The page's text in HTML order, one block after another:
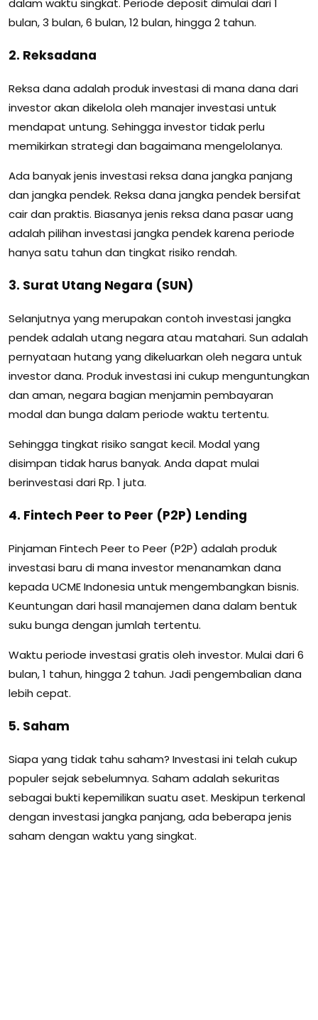
dalam waktu singkat. Periode deposit dimulai dari 1
bulan, 3 bulan, 6 bulan, 12 bulan, hingga 2 tahun.
2. Reksadana
Reksa dana adalah produk investasi di mana dana dari
investor akan dikelola oleh manajer investasi untuk
mendapat untung. Sehingga investor tidak perlu
memikirkan strategi dan bagaimana mengelolanya.
Ada banyak jenis investasi reksa dana jangka panjang
dan jangka pendek. Reksa dana jangka pendek bersifat
cair dan praktis. Biasanya jenis reksa dana pasar uang
adalah pilihan investasi jangka pendek karena periode
hanya satu tahun dan tingkat risiko rendah.
3. Surat Utang Negara (SUN)
Selanjutnya yang merupakan contoh investasi jangka
pendek adalah utang negara atau matahari. Sun adalah
pernyataan hutang yang dikeluarkan oleh negara untuk
investor dana. Produk investasi ini cukup menguntungkan
dan aman, negara bagian menjamin pembayaran
modal dan bunga dalam periode waktu tertentu.
Sehingga tingkat risiko sangat kecil. Modal yang
disimpan tidak harus banyak. Anda dapat mulai
berinvestasi dari Rp. 1 juta.
4. Fintech Peer to Peer (P2P) Lending
Pinjaman Fintech Peer to Peer (P2P) adalah produk
investasi baru di mana investor menanamkan dana
kepada UCME Indonesia untuk mengembangkan bisnis.
Keuntungan dari hasil manajemen dana dalam bentuk
suku bunga dengan jumlah tertentu.
Waktu periode investasi gratis oleh investor. Mulai dari 6
bulan, 1 tahun, hingga 2 tahun. Jadi pengembalian dana
lebih cepat.
5. Saham
Siapa yang tidak tahu saham? Investasi ini telah cukup
populer sejak sebelumnya. Saham adalah sekuritas
sebagai bukti kepemilikan suatu aset. Meskipun terkenal
dengan investasi jangka panjang, ada beberapa jenis
saham dengan waktu yang singkat.